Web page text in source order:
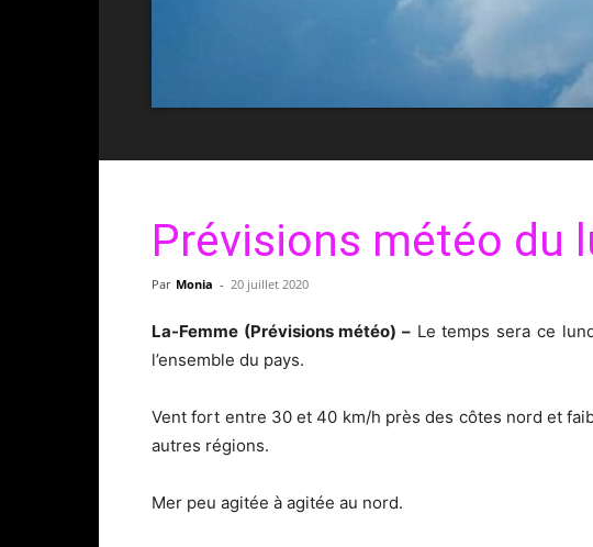
Prévisions météo du
Par Monia - 20 juillet 2020
La-Femme (Prévisions météo) – Le temps sera ce
l’ensemble du pays.
Vent fort entre 30 et 40 km/h près des côtes nord et
autres régions.
Mer peu agitée à agitée au nord.